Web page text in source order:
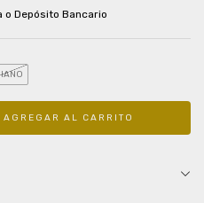
Depósito Bancario